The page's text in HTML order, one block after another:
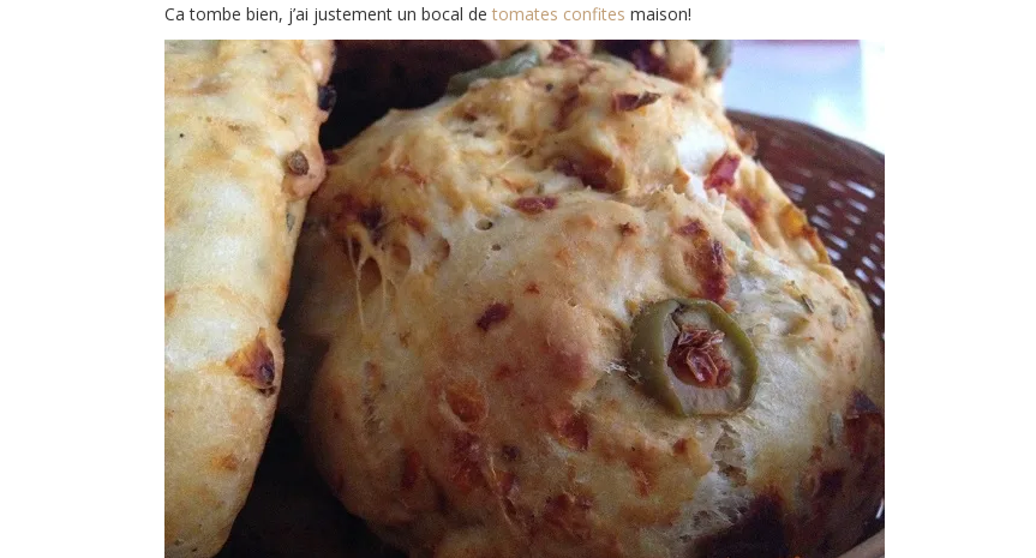
Ca tombe bien, j’ai justement un bocal de tomates confites maison!